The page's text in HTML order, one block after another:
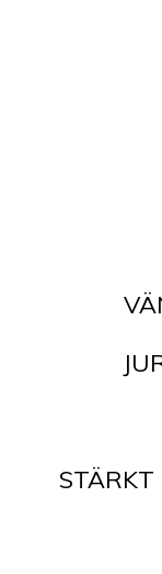
STÄRKT